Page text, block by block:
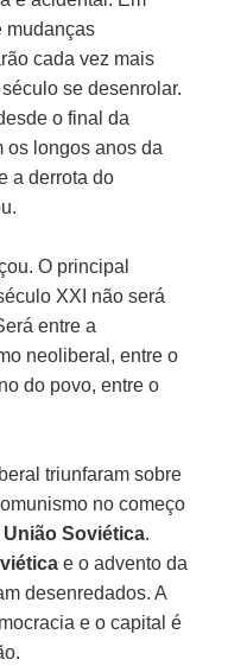
mudanças
cada vez mais
se desenrolar.
o final da
os longos anos da
a derrota do
O principal
XXI não será
entre a
neoliberal, entre o
do povo, entre o
triunfaram sobre
no começo
União Soviética.
e o advento da
desenredados. A
e o capital é